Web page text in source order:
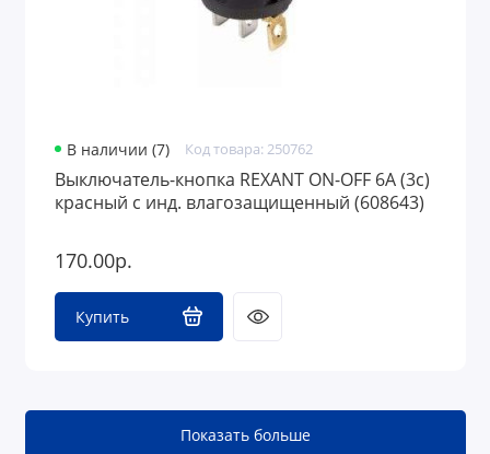
В наличии (7) Код товара: 250762
Выключатель-кнопка REXANT ON-OFF 6A (3с)
красный с инд. влагозащищенный (608643)
170.00р.
Купить
Показать больше